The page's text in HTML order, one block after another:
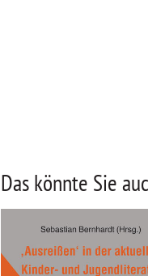
Das könnte Sie